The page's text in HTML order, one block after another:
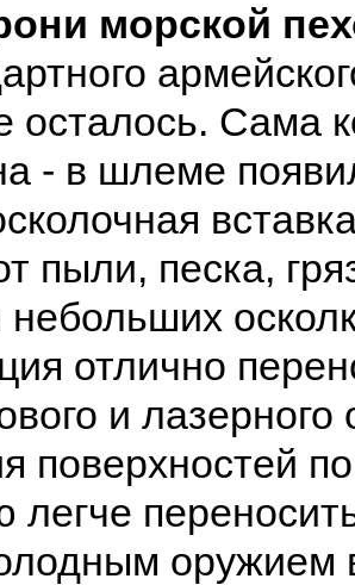
морской
осталось. Сама
- в шлеме
пыли, песка,
небольших
отлично
и
поверхностей
легче
оружием